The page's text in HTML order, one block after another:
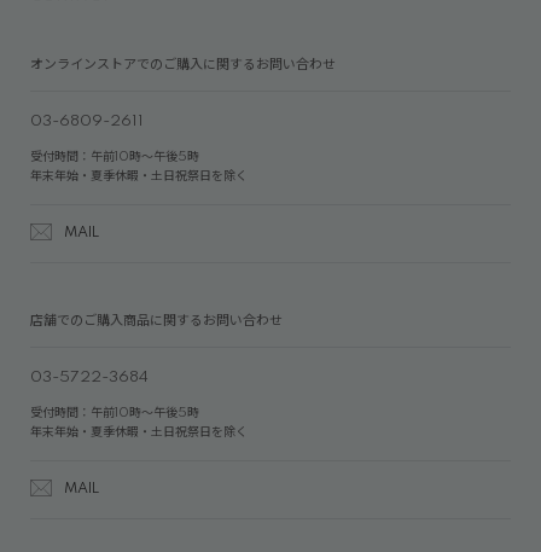
オンラインストアでのご購入に関するお問い合わせ
03-6809-2611
受付時間：午前10時～午後5時
年末年始・夏季休暇・土日祝祭日を除く
MAIL
店舗でのご購入商品に関するお問い合わせ
03-5722-3684
受付時間：午前10時～午後5時
年末年始・夏季休暇・土日祝祭日を除く
MAIL